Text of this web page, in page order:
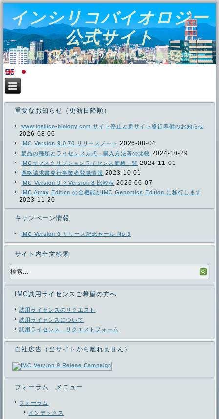
インシリコバイオロジー
公式サイト
運用：インシリコバイオロジー株式会社
重要なお知らせ（更新日降順）
www.insilico-biology.com サイト停止と新サイト移行準備のお知らせ
2026-08-06
IMC Version 9.0.70 リリースノート 2026-08-04
製品の種類とライセンス方式・購入方法等の比較 2024-10-29
IMCサブスクリプションライセンス価格一覧 2024-11-01
適格請求書発行事業者登録情報 2023-10-01
IMC Version 9 とVersion 8 比較表 2026-06-07
IMC Array Edition の全機能がIMC Genomics Edition に移行します
2023-11-20
キャンペーン情報
IMC Version 9 リリース記念セール No.3
サイト内全文検索
IMC試用ライセンスご希望の方へ
試用ライセンスのリクエスト
試用ライセンスについて
試用ライセンス リクエストフォーム
自社広告（当サイトから離れません）
フォーラム メニュー
フォーラム
インデックス